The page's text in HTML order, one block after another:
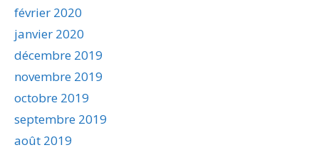
février 2020
janvier 2020
décembre 2019
novembre 2019
octobre 2019
septembre 2019
août 2019